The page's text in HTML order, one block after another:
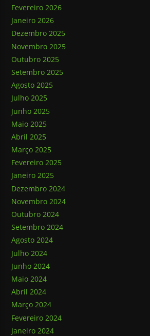
Fevereiro 2026
Janeiro 2026
Dezembro 2025
Novembro 2025
Outubro 2025
Setembro 2025
Agosto 2025
Julho 2025
Junho 2025
Maio 2025
Abril 2025
Março 2025
Fevereiro 2025
Janeiro 2025
Dezembro 2024
Novembro 2024
Outubro 2024
Setembro 2024
Agosto 2024
Julho 2024
Junho 2024
Maio 2024
Abril 2024
Março 2024
Fevereiro 2024
Janeiro 2024